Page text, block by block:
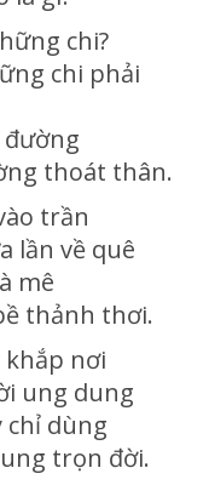
chi?
chi phải
đường
thoát thân.
trần
lần về quê
mê
thảnh thơi.
khắp nơi
ung dung
chỉ dùng
trọn đời.